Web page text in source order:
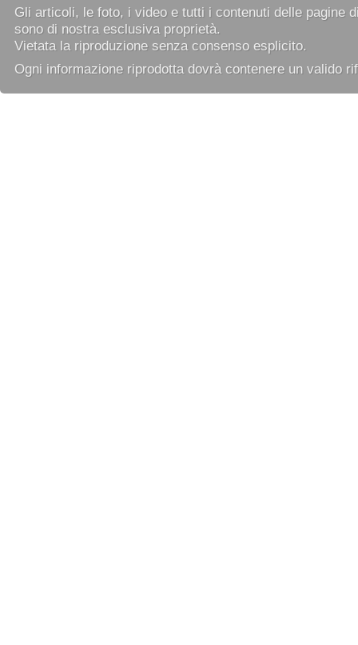
Gli articoli, le foto, i video e tutti i contenuti delle pagine
sono di nostra esclusiva proprietà.
Vietata la riproduzione senza consenso esplicito.
Ogni informazione riprodotta dovrà contenere un valido